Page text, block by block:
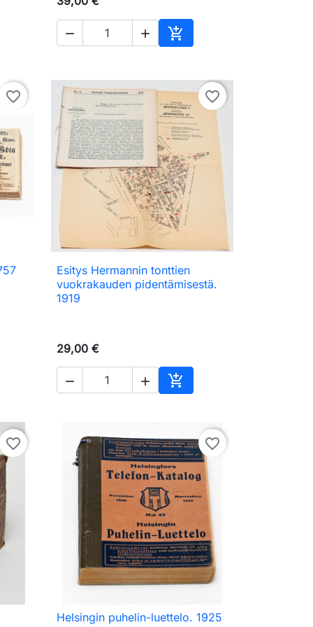
  
Ostoskoriin
favorite_border favorite_border
 Pikakatselu
Esitys Hermannin tonttien
vuokrakauden pidentämisestä.
1919
29,00 €
  
Ostoskoriin
favorite_border favorite_border
Helsingin puhelin-luettelo. 1925